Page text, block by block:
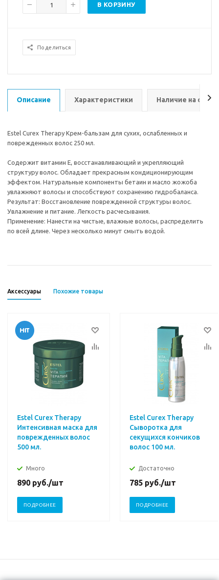
В КОРЗИНУ
Поделиться
Описание Характеристики Наличие на
Estel Curex Therapy Крем-бальзам для сухих, ослабленных и
поврежденных волос 250 мл.
Содержит витамин Е, восстанавливающий и укрепляющий
структуру волос. Обладает прекрасным кондиционирующим
эффектом. Натуральные компоненты бетаин и масло жожоба
увлажняют волосы и способствуют сохранению гидробаланса.
Результат: Восстановление поврежденной структуры волос.
Увлажнение и питание. Легкость расчесывания.
Применение: Нанести на чистые, влажные волосы, распределить
по всей длине. Через несколько минут смыть водой.
Аксессуары Похожие товары
Estel Curex Therapy
Интенсивная маска для
поврежденных волос
500 мл.
Много
890 руб./шт
ПОДРОБНЕЕ
Estel Curex Therapy
Сыворотка для
секущихся кончиков
волос 100 мл.
Достаточно
785 руб./шт
ПОДРОБНЕЕ